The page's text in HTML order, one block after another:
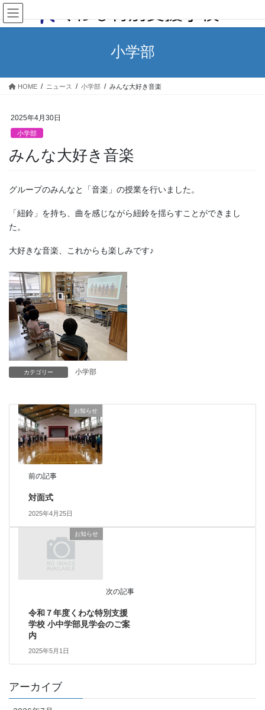
コ
ン
テ
ス
ナ
ビ
ゲ
ン
小学部
HOME ニュース 小学部 みんな大好き音楽
2025年4月30日
小学部
みんな大好き音楽
グループのみんなと「音楽」の授業を行いました。
「紐鈴」を持ち、曲を感じながら紐鈴を揺らすことができまし
た。
大好きな音楽、これからも楽しみです♪
カテゴリー 小学部
お知らせ
前の記事
対面式
2025年4月25日
お知らせ
次の記事
令和７年度くわな特別支援
学校 小中学部見学会のご案
内
2025年5月1日
アーカイブ